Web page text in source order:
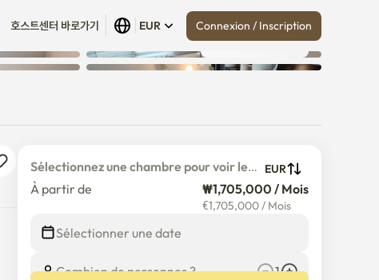
호스트센터 바로가기 EUR Connexion / Inscription
Tout afficher (17)
Sélectionnez une chambre pour voir le
prix détaillé
EUR
À partir de ₩1,705,000 / Mois
€1,705,000/ Mois
Sélectionner une date
Combien de personnes ?
1